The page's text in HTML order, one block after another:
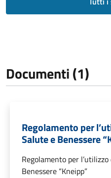
Documenti (1)
Regolamento per
Salute e Benessere
Regolamento per
Benessere “Kneipp”